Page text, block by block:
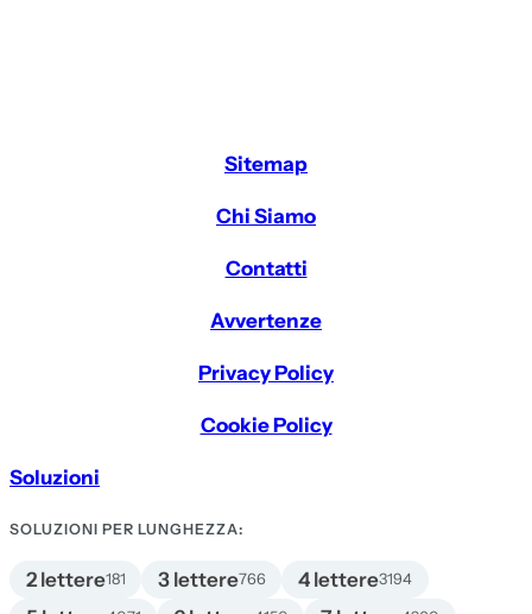
Sitemap
Chi Siamo
Contatti
Avvertenze
Privacy Policy
Cookie Policy
Soluzioni
SOLUZIONI PER LUNGHEZZA:
2 lettere181 3 lettere766 4 lettere3194